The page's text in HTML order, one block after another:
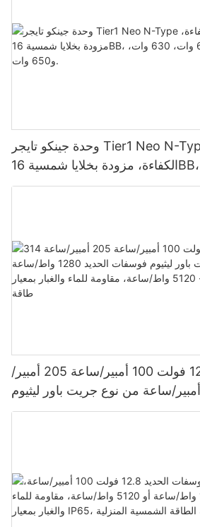
وحدة جينكو تايجر Tier1 Neo N-Type ثنائية الوجه عالية
الكفاءة، مزودة بخلايا شمسية 16BB، بقدرات 590 وات،
620 وات، 630 وات، و650 وات.
بطارية فوكستك 12.8 فولت 100 أمبير/ساعة 205 أمبير/
ساعة 314 أمبير/ساعة من نوع جريت باور ليثيوم
فوسفات الحديد 1280 واط/ساعة - 5120 واط/ساعة،